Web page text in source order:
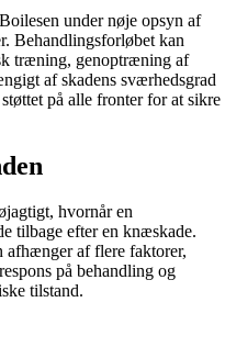
under nøje opsyn af
Behandlingsforløbet kan
træning, genoptræning af
af skadens sværhedsgrad
på alle fronter for at sikre
hvornår en
tilbage efter en knæskade.
afhænger af flere faktorer,
på behandling og
tilstand.